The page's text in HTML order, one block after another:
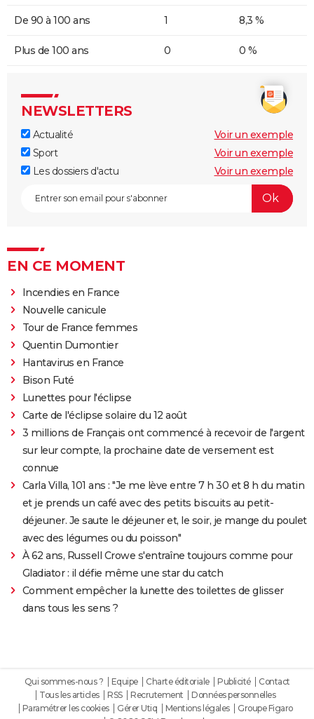
De 90 à 100 ans 1 8,3 %
Plus de 100 ans 0 0 %
NEWSLETTERS
Actualité
Voir un exemple
Sport
Voir un exemple
Les dossiers d'actu
Voir un exemple
EN CE MOMENT
Incendies en France
Nouvelle canicule
Tour de France femmes
Quentin Dumontier
Hantavirus en France
Bison Futé
Lunettes pour l'éclipse
Carte de l'éclipse solaire du 12 août
3 millions de Français ont commencé à recevoir de l'argent
sur leur compte, la prochaine date de versement est
connue
Carla Villa, 101 ans : "Je me lève entre 7 h 30 et 8 h du matin
et je prends un café avec des petits biscuits au petit-
déjeuner. Je saute le déjeuner et, le soir, je mange du poulet
avec des légumes ou du poisson"
À 62 ans, Russell Crowe s'entraîne toujours comme pour
Gladiator : il défie même une star du catch
Comment empêcher la lunette des toilettes de glisser
dans tous les sens ?
Qui sommes-nous ? Equipe Charte éditoriale Publicité
Contact
Tous les articles
RSS Recrutement
Données personnelles
Paramétrer les cookies
Gérer Utiq Mentions légales
Groupe Figaro